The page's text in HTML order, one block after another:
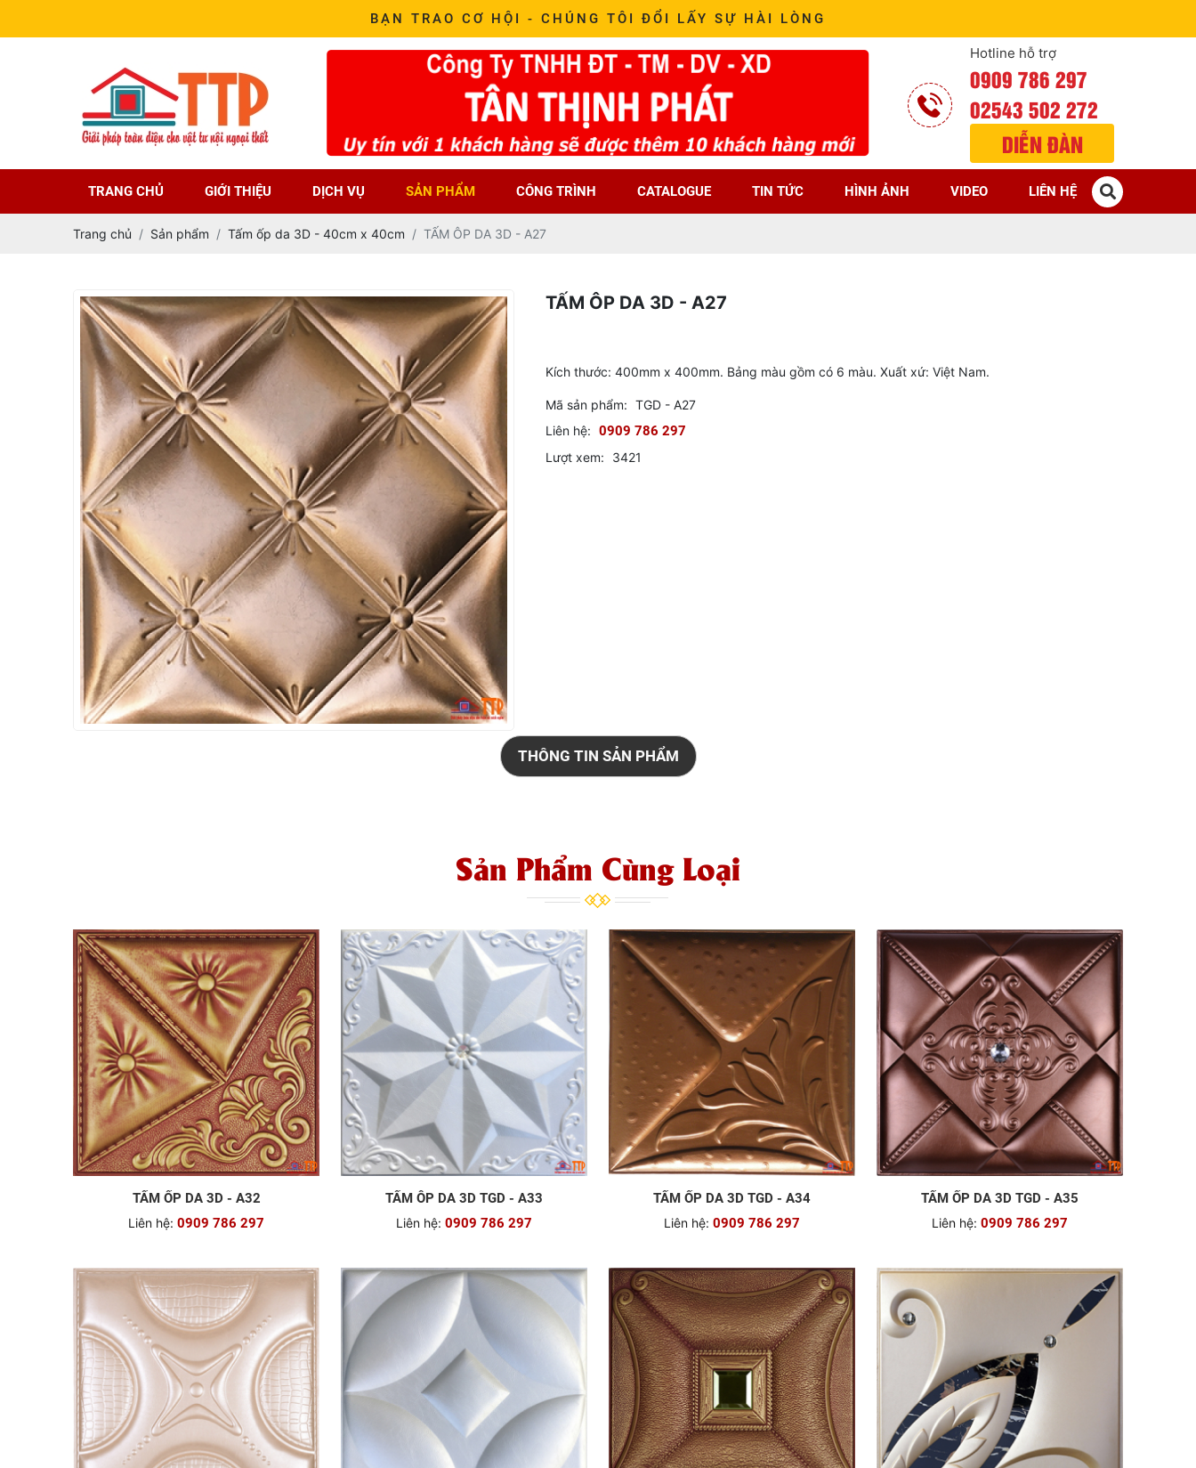
BẠN TRAO CƠ HỘI - CHÚNG TÔI ĐỔI LẤY SỰ HÀI LÒNG
Hotline hỗ trợ
0909 786 297
02543 502 272
DIỄN ĐÀN
TRANG CHỦ GIỚI THIỆU DỊCH VỤ SẢN PHẨM CÔNG TRÌNH CATALOGUE TIN TỨC HÌNH ẢNH VIDEO LIÊN HỆ
Trang chủ Sản phẩm Tấm ốp da 3D - 40cm x 40cm TẤM ÔP DA 3D - A27
TẤM ÔP DA 3D - A27
Kích thước: 400mm x 400mm. Bảng màu gồm có 6 màu. Xuất xứ: Việt Nam.
Mã sản phẩm: TGD - A27
Liên hệ: 0909 786 297
Lượt xem: 3421
THÔNG TIN SẢN PHẨM
Sản Phẩm Cùng Loại
TẤM ỐP DA 3D - A32
Liên hệ: 0909 786 297
TẤM ÔP DA 3D TGD - A33
Liên hệ: 0909 786 297
TẤM ỐP DA 3D TGD - A34
Liên hệ: 0909 786 297
TẤM ỐP DA 3D TGD - A35
Liên hệ: 0909 786 297